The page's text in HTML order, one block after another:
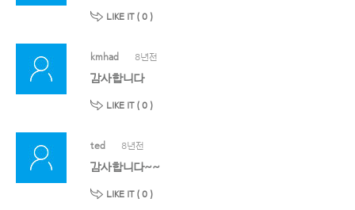
LIKE IT ( 0 )
kmhad 8년전
감사합니다
LIKE IT ( 0 )
ted 8년전
감사합니다~~
LIKE IT ( 0 )